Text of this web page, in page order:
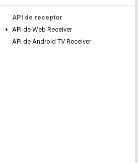
API de receptor
API de Web Receiver
API de Android TV Receiver